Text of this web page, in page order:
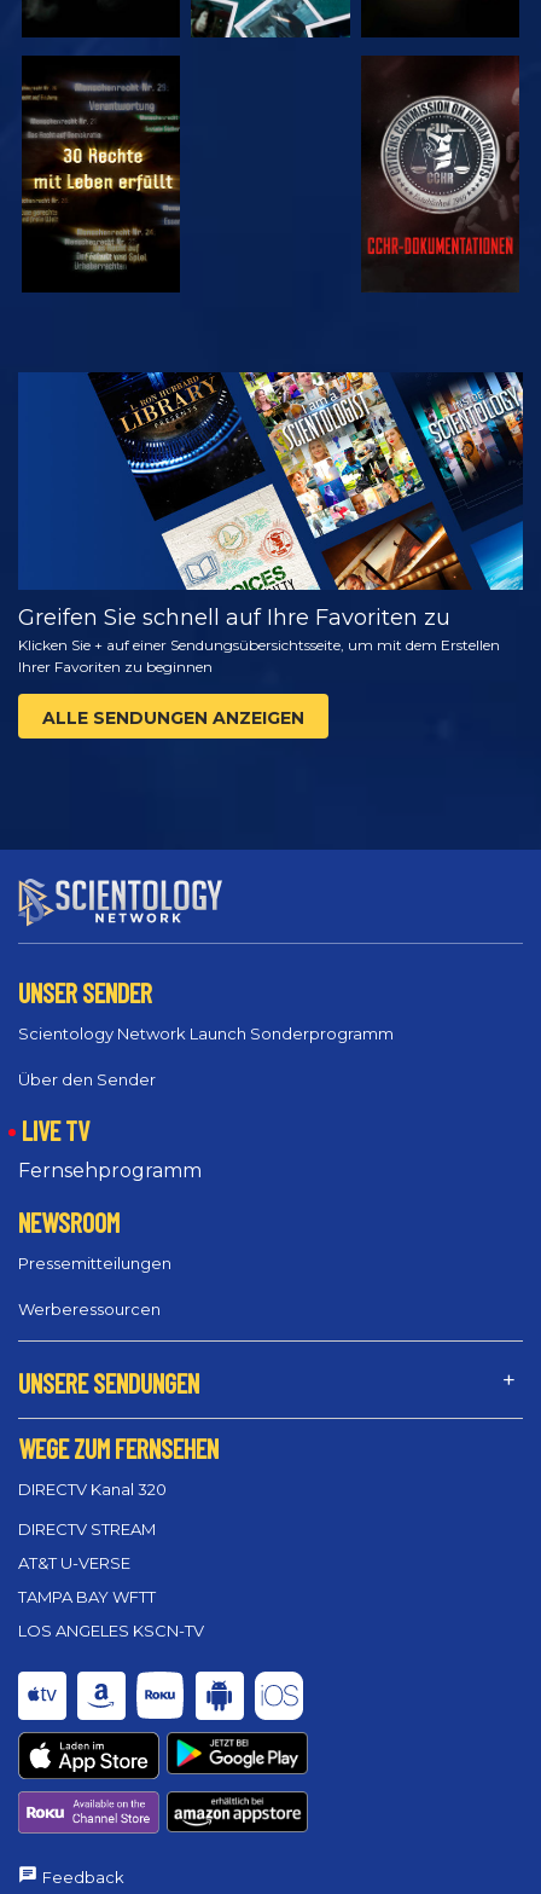
ANSEHEN ANSEHEN
ANSEHEN
SERIE
ENTDECKEN
Greifen Sie schnell auf Ihre Favoriten zu
Klicken Sie + auf einer Sendungsübersichtsseite, um mit dem Erstellen
Ihrer Favoriten zu beginnen
ALLE SENDUNGEN ANZEIGEN
UNSER SENDER
Scientology Network Launch Sonderprogramm
Über den Sender
LIVE TV
Fernsehprogramm
NEWSROOM
Pressemitteilungen
Werberessourcen
UNSERE SENDUNGEN
WEGE ZUM FERNSEHEN
DIRECTV Kanal 320
DIRECTV STREAM
AT&T U-VERSE
TAMPA BAY WFTT
LOS ANGELES KSCN-TV
Feedback